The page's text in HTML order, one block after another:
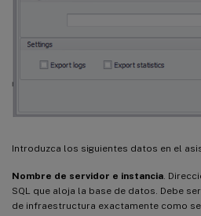
Introduzca los siguientes datos en el
Nombre de servidor e instancia.
SQL que aloja la base de datos. Debe
de infraestructura exactamente como